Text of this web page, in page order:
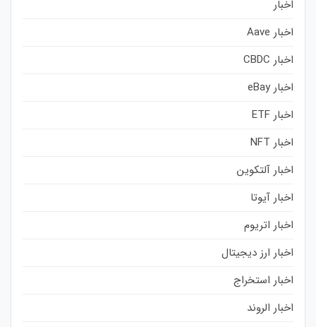
اخبار
اخبار Aave
اخبار CBDC
اخبار eBay
اخبار ETF
اخبار NFT
اخبار آلتکوین
اخبار آیوتا
اخبار اتریوم
اخبار ارز دیجیتال
اخبار استخراج
اخبار الروند